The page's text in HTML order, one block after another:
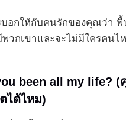
บอกให้กับคนรักของคุณว่า
วกเขาและจะไม่มีใครคนไ
been all my life?
ได้ไหม)